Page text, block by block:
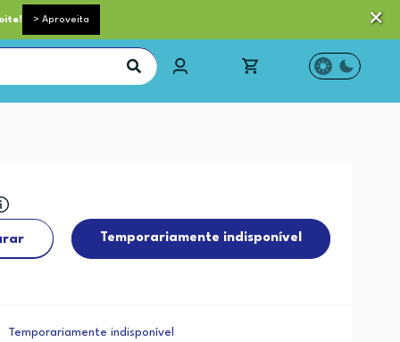
> Aproveita
porte grátis acima de 35€*
Temporariamente indisponível
Temporariamente indisponível